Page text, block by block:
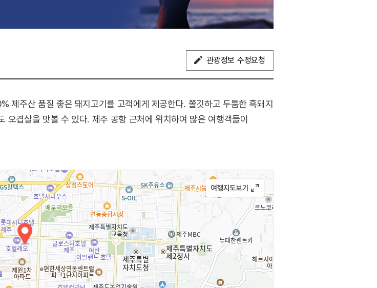
관광정보 수정요청
제주산 품질 좋은 돼지고기를 고객에게 제공한다. 쫄깃하고 두툼한 흑돼지
겹살을 맛볼 수 있다. 제주 공항 근처에 위치하여 많은 여행객들이